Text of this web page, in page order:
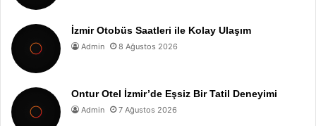
İzmir Otobüs Saatleri ile Kolay Ulaşım
Admin 8 Ağustos 2026
Ontur Otel İzmir’de Eşsiz Bir Tatil Deneyimi
Admin 7 Ağustos 2026